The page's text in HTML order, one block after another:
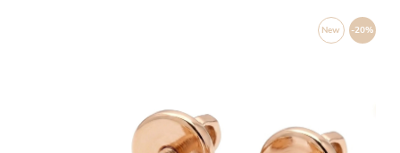
-20%
New